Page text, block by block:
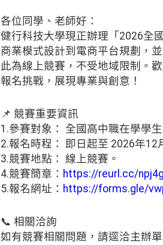
各位同學、老師好：
健行科技大學現正辦理「2026全
商業模式設計到電商平台規劃，
此為線上競賽，不受地域限制。
報名挑戰，展現專業與創意！
📌 競賽重要資訊
1.參賽對象： 全國高中職在學學生
2.報名時程： 即日起至 2026年12
3.競賽地點： 線上競賽。
4.競賽簡章： https://reurl.cc/
5.報名網址： https://forms.gle/
📞 相關洽詢
如有競賽相關問題，請逕洽主辦